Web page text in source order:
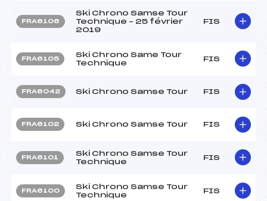
FRA6106
Ski Chrono Samse Tour
Technique – 25 février
2019
FIS
FRA6105
Ski Chrono Same Tour
Technique
FIS
FRA6042 Ski Chrono Samse Tour FIS
FRA6102 Ski Chrono Samse Tour FIS
FRA6101
Ski Chrono Samse Tour
Technique
FIS
FRA6100
Ski Chrono Samse Tour
Technique
FIS